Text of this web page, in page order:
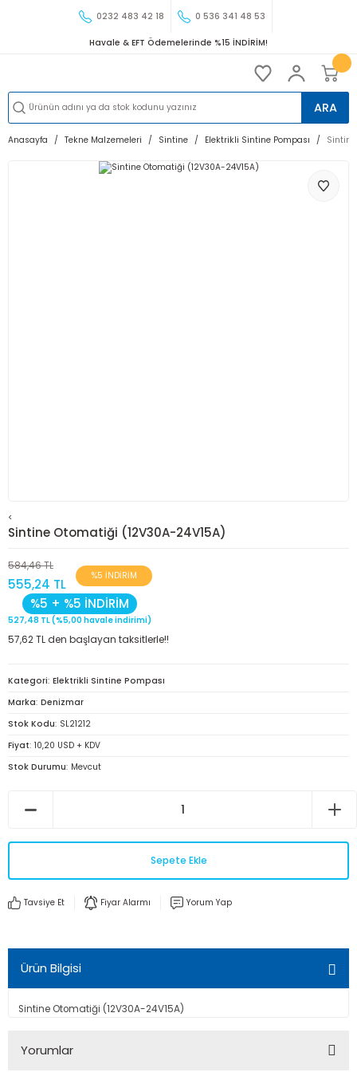
0232 483 42 18 0 536 341 48 53
Havale & EFT Ödemelerinde %15 İNDİRİM!
ARA
Anasayfa Tekne Malzemeleri Sintine Elektrikli Sintine Pompası
<
Sintine Otomatiği (12V30A-24V15A)
584,46 TL
555,24 TL
%5 İNDİRİM
%5 + %5 İNDİRİM
527,48 TL (%5,00 havale indirimi)
57,62 TL den başlayan taksitlerle!!
Kategori Elektrikli Sintine Pompası
Marka Denizmar
Stok Kodu SL21212
Fiyat 10,20 USD + KDV
Stok Durumu Mevcut
Sepete Ekle
Tavsiye Et Fiyar Alarmı Yorum Yap
Ürün Bilgisi
Sintine Otomatiği (12V30A-24V15A)
Yorumlar